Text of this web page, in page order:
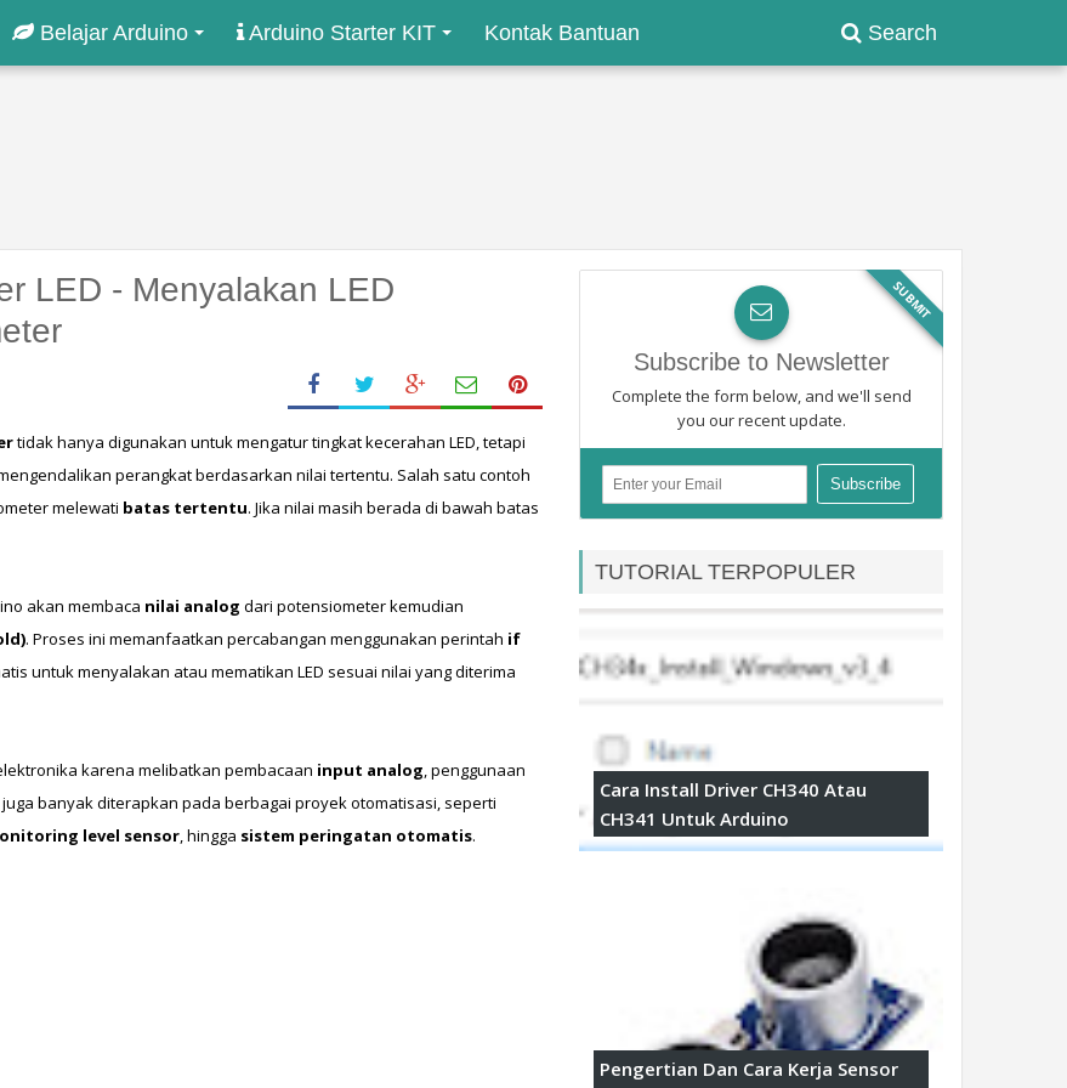
Search
Belajar Arduino Arduino Starter KIT Kontak Bantuan
LED - Menyalakan LED
tidak hanya digunakan untuk mengatur tingkat kecerahan LED, tetapi
perangkat berdasarkan nilai tertentu. Salah satu contoh
melewati batas tertentu. Jika nilai masih berada di bawah batas
akan membaca nilai analog dari potensiometer kemudian
. Proses ini memanfaatkan percabangan menggunakan perintah if
untuk menyalakan atau mematikan LED sesuai nilai yang diterima
karena melibatkan pembacaan input analog
level sensor, hingga sistem peringatan otomatis.
SUBMIT
Subscribe to Newsletter
Complete the form below, and we'll send
you our recent update.
TUTORIAL TERPOPULER
Cara Install Driver CH340 Atau
CH341 Untuk Arduino
Pengertian Dan Cara Kerja Sensor